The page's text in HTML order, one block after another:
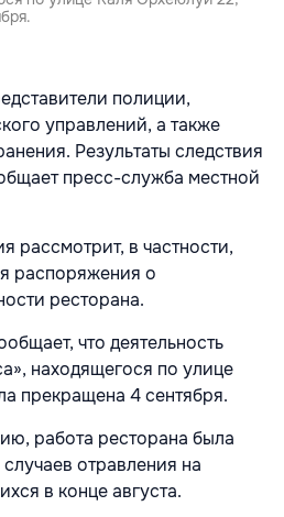
полиции,
управлений, а также
Результаты следствия
пресс-служба местной
рассмотрит, в частности,
распоряжения о
ресторана.
что деятельность
находящегося по улице
прекращена 4 сентября.
работа ресторана была
отравления на
в конце августа.